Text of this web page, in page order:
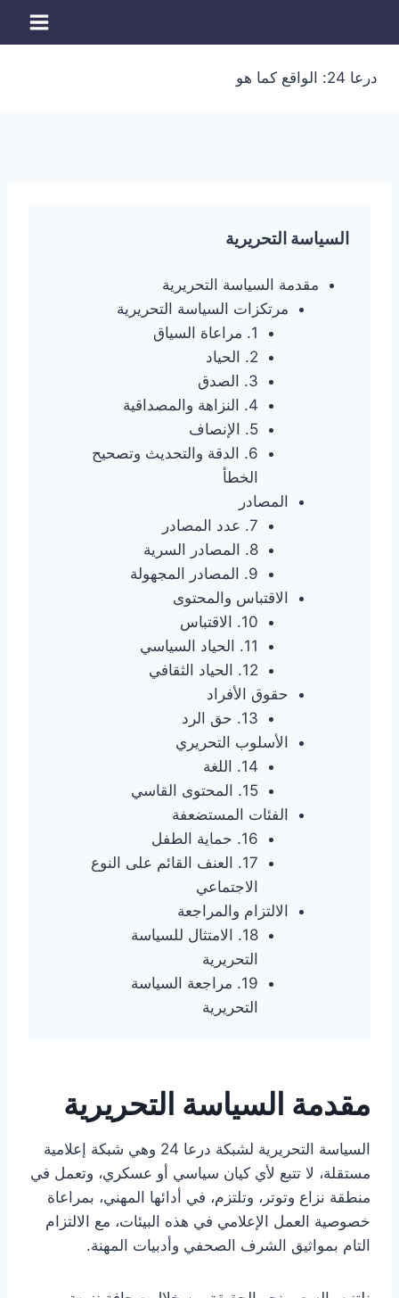
درعا 24: الواقع كما هو
السياسة التحريرية
مقدمة السياسة التحريرية
مرتكزات السياسة التحريرية
1. مراعاة السياق
2. الحياد
3. الصدق
4. النزاهة والمصداقية
5. الإنصاف
6. الدقة والتحديث وتصحيح
الخطأ
المصادر
7. عدد المصادر
8. المصادر السرية
9. المصادر المجهولة
الاقتباس والمحتوى
10. الاقتباس
11. الحياد السياسي
12. الحياد الثقافي
حقوق الأفراد
13. حق الرد
الأسلوب التحريري
14. اللغة
15. المحتوى القاسي
الفئات المستضعفة
16. حماية الطفل
17. العنف القائم على النوع
الاجتماعي
الالتزام والمراجعة
18. الامتثال للسياسة
التحريرية
19. مراجعة السياسة
التحريرية
مقدمة السياسة التحريرية
السياسة التحريرية لشبكة درعا 24 وهي شبكة إعلامية
مستقلة، لا تتبع لأي كيان سياسي أو عسكري، وتعمل في
منطقة نزاع وتوتر، وتلتزم، في أدائها المهني، بمراعاة
خصوصية العمل الإعلامي في هذه البيئات، مع الالتزام
التام بمواثيق الشرف الصحفي وأدبيات المهنة.